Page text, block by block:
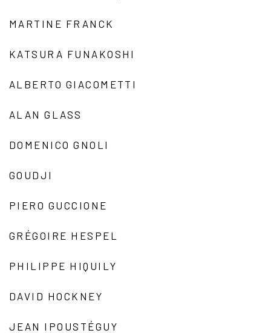
MARTINE FRANCK
KATSURA FUNAKOSHI
ALBERTO GIACOMETTI
ALAN GLASS
DOMENICO GNOLI
GOUDJI
PIERO GUCCIONE
GRÉGOIRE HESPEL
PHILIPPE HIQUILY
DAVID HOCKNEY
JEAN IPOUSTÉGUY